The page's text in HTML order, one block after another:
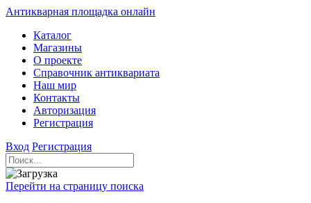
Антикварная площадка онлайн
Каталог
Магазины
О проекте
Справочник антиквариата
Наш мир
Контакты
Авторизация
Регистрация
Вход Регистрация
Перейти на страницу поиска